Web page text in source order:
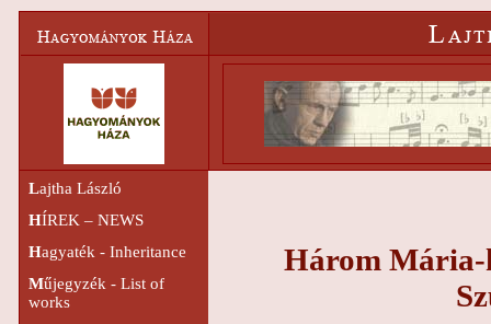
Lajtha László
HÍREK – NEWS
Hagyaték - Inheritance
Műjegyzék - List of
works
Három Mária-